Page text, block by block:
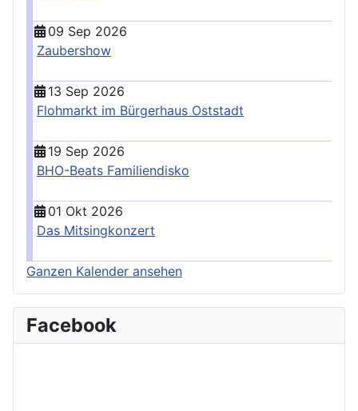
09 Sep 2026
Zaubershow
13 Sep 2026
Flohmarkt im Bürgerhaus Oststadt
19 Sep 2026
BHO-Beats Familiendisko
01 Okt 2026
Das Mitsingkonzert
Ganzen Kalender ansehen
Facebook